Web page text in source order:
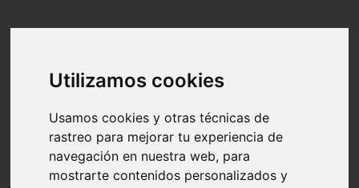
Utilizamos cookies
Usamos cookies y otras técnicas de
rastreo para mejorar tu experiencia de
navegación en nuestra web, para
mostrarte contenidos personalizados y